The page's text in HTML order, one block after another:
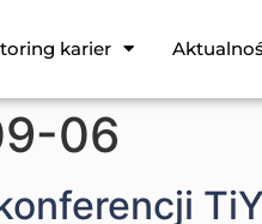
karier
06
TiY